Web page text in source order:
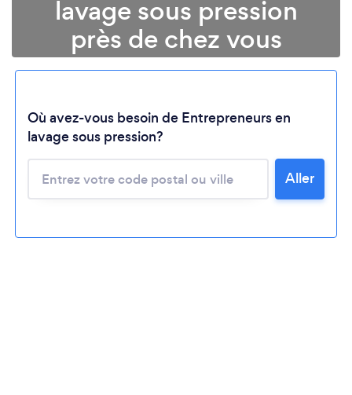
Chargement...
Veuillez patienter...
lavage sous pression
près de chez vous
Où avez-vous besoin de Entrepreneurs en
lavage sous pression?
Aller